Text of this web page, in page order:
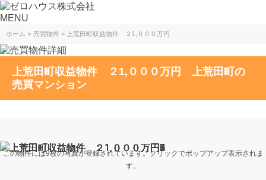
MENU
ホーム 売買物件 上荒田町収益物件 ２1,０００万円
上荒田町収益物件 ２1,０００万円 上荒田町の
売買マンション
この物件には9枚の写真が登録されています。クリックでポップアップ表示されま
す。